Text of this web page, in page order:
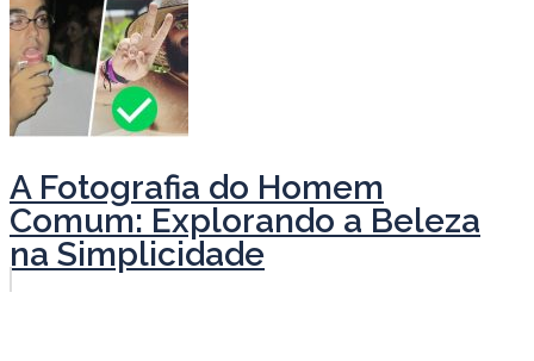
A Fotografia do Homem
Comum: Explorando a Beleza
na Simplicidade